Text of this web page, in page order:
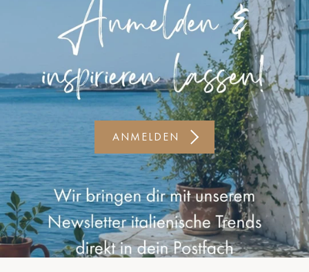
Leipzig
Lindau
Münster
Oldenburg
Potsdam
Rostock
ANMELDEN